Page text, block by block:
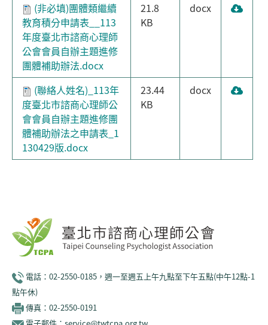
(非必填)團體類繼續
教育積分申請表__113
年度臺北市諮商心理師
公會會員自辦主題進修
團體補助辦法.docx
21.8
KB
docx
(聯絡人姓名)_113年
度臺北市諮商心理師公
會會員自辦主題進修團
體補助辦法之申請表_1
130429版.docx
23.44
KB
docx
電話：02-2550-0185，週一至週五上午九點至下午五點(中午12點-1
點午休)
傳真：02-2550-0191